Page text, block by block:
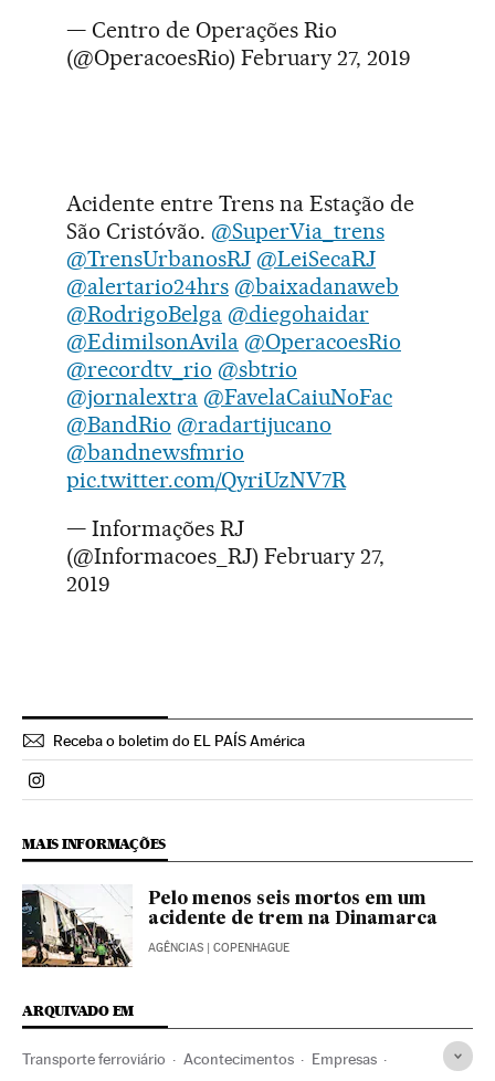
— Centro de Operações Rio
(@OperacoesRio) February 27, 2019
Acidente entre Trens na Estação de
São Cristóvão. @SuperVia_trens
@TrensUrbanosRJ @LeiSecaRJ
@alertario24hrs @baixadanaweb
@RodrigoBelga @diegohaidar
@EdimilsonAvila @OperacoesRio
@recordtv_rio @sbtrio
@jornalextra @FavelaCaiuNoFac
@BandRio @radartijucano
@bandnewsfmrio
pic.twitter.com/QyriUzNV7R
— Informações RJ
(@Informacoes_RJ) February 27,
2019
Receba o boletim do EL PAÍS América
Politica El País Brasil en Instagram
MAIS INFORMAÇÕES
Pelo menos seis mortos em um
acidente de trem na Dinamarca
AGÊNCIAS | COPENHAGUE
ARQUIVADO EM
Transporte ferroviário Acontecimentos Empresas